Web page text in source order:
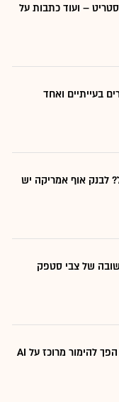
– ועוד כתבות על
שמסמן 2 סקטורים בעייתיים ואחד
לבנק אוף אמריקה יש
של צבי סטפק